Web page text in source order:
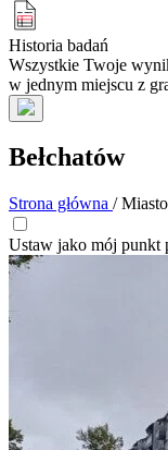
Historia badań
Wszystkie Twoje
w jednym miejscu z
Bełchatów
Strona główna / Miasto
Ustaw jako mój punkt